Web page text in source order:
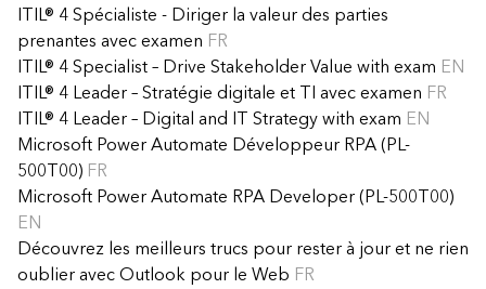
ITIL® 4 Spécialiste - Diriger la valeur des parties
prenantes avec examen FR
ITIL® 4 Specialist – Drive Stakeholder Value with exam EN
ITIL® 4 Leader – Stratégie digitale et TI avec examen FR
ITIL® 4 Leader – Digital and IT Strategy with exam EN
Microsoft Power Automate Développeur RPA (PL-
500T00) FR
Microsoft Power Automate RPA Developer (PL-500T00)
EN
Découvrez les meilleurs trucs pour rester à jour et ne rien
oublier avec Outlook pour le Web FR